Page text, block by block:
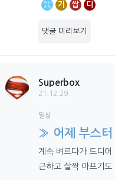
기 쌉 디
댓글 미리보기
Superbox
21.12.29
일상
» 어제 부스터
계속 벼르다가 드디
근하고 살짝 아프기